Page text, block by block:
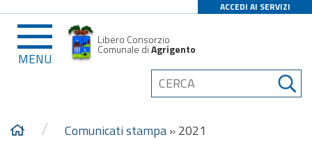
ACCEDI AI SERVIZI
MENU
Libero Consorzio
Comunale diAgrigento
/ Comunicati stampa»2021